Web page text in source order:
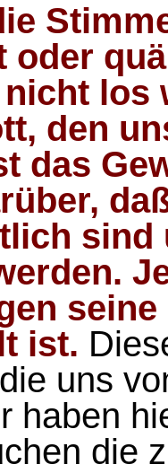
oder
los
den
das
sind
ist.
uns
haben
die